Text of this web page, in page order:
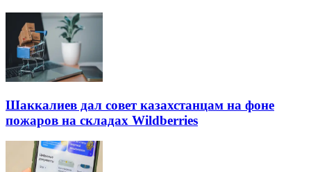
Шаккалиев дал совет казахстанцам на фоне
пожаров на складах Wildberries